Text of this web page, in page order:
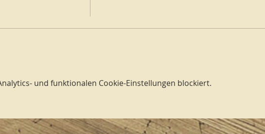
und funktionalen Cookie-Einstellungen blockiert.